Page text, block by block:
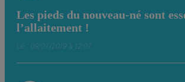
Les pieds du nouveau-né sont
l’allaitement !
Le : 09/07/2019 à 12:07